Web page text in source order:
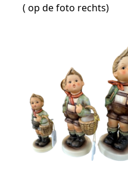
( op de foto rechts)